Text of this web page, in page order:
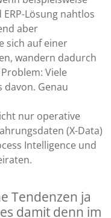
Lösung nahtlos
aber
sich auf einer
wandern dadurch
Viele
Genau
nur operative
(X-Data)
Intelligence und
Tendenzen ja
damit denn im